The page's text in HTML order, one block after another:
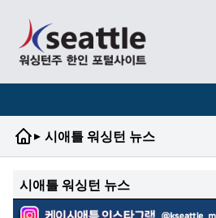
▸ 시애틀 워싱턴 뉴스
시애틀 워싱턴 뉴스